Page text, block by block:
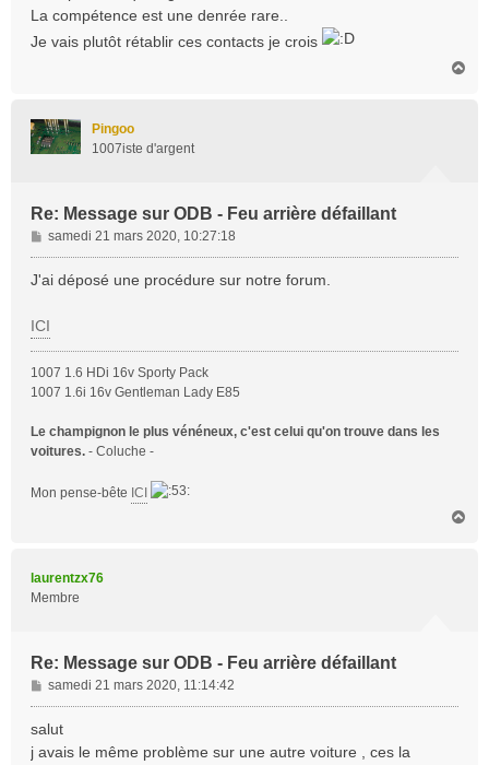
e
La compétence est une denrée rare..
Je vais plutôt rétablir ces contacts je crois
Pingoo
1007iste d'argent
Re: Message sur ODB - Feu arrière défaillant
M
e
s
g
e
samedi 21 mars 2020, 10:27:18
J'ai déposé une procédure sur notre forum.
ICI
1007 1.6 HDi 16v Sporty Pack
1007 1.6i 16v Gentleman Lady E85
Le champignon le plus vénéneux, c'est celui qu'on trouve dans les
voitures. - Coluche -
Mon pense-bête ICI
laurentzx76
Membre
Re: Message sur ODB - Feu arrière défaillant
M
e
s
samedi 21 mars 2020, 11:14:42
salut
j avais le même problème sur une autre voiture , ces la